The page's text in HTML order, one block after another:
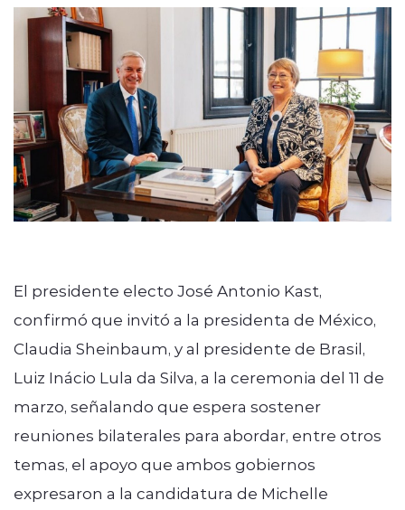
El presidente electo José Antonio Kast,
confirmó que invitó a la presidenta de México,
Claudia Sheinbaum, y al presidente de Brasil,
Luiz Inácio Lula da Silva, a la ceremonia del 11 de
marzo, señalando que espera sostener
reuniones bilaterales para abordar, entre otros
temas, el apoyo que ambos gobiernos
expresaron a la candidatura de Michelle